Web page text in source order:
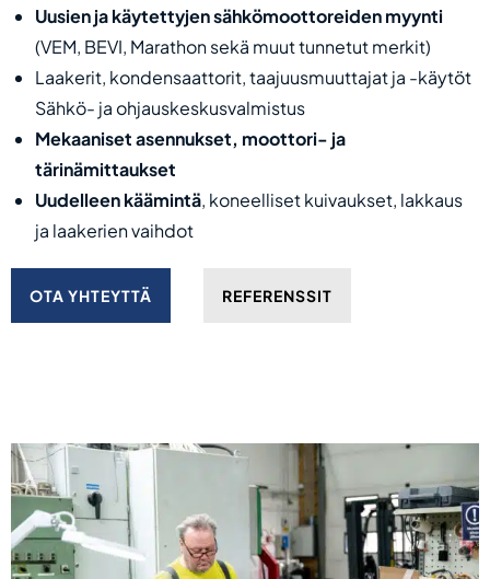
Uusien ja käytettyjen sähkömoottoreiden myynti
(VEM, BEVI, Marathon sekä muut tunnetut merkit)
Laakerit, kondensaattorit, taajuusmuuttajat ja -käytöt
Sähkö- ja ohjauskeskusvalmistus
Mekaaniset asennukset, moottori- ja
tärinämittaukset
Uudelleenkäämintä, koneelliset kuivaukset, lakkaus
ja laakerien vaihdot
OTA YHTEYTTÄ REFERENSSIT